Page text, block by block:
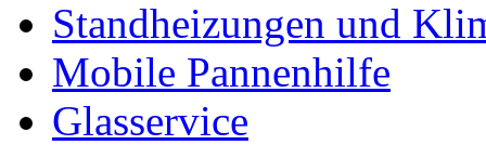
Standheizungen und
Mobile Pannenhilfe
Glasservice